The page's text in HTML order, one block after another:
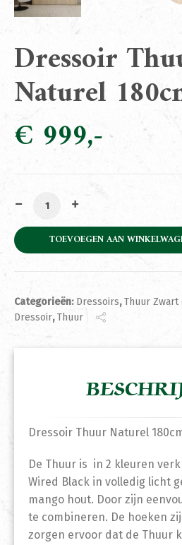
Dressoir
Naturel
€ 999
Dressoir Thuur Naturel 180cm
TOEVOEGEN AAN
Categorieën: Dressoirs,Thuur
Dressoir,Thuur
Dressoir Thuur Naturel
De Thuur is in 2 kleuren
Wired Black in volledig licht
mango hout. Door zijn
te combineren. De hoeken
zorgen ervoor dat de Thuur